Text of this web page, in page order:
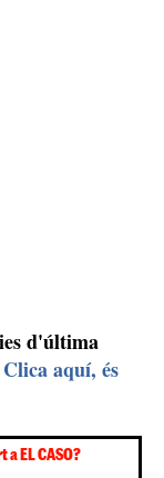
d'última
Clica aquí, és
EL CASO?